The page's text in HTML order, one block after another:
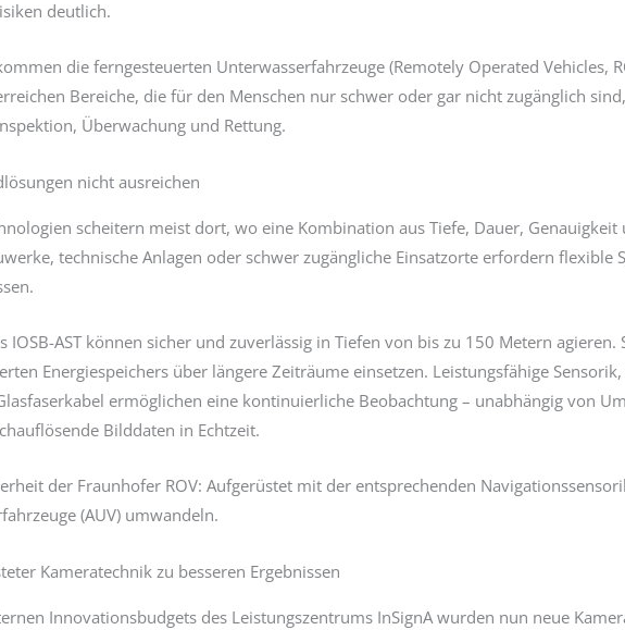
deutlich.
die ferngesteuerten Unterwasserfahrzeuge (Remotely Operated Vehicles,
Bereiche, die für den Menschen nur schwer oder gar nicht zugänglich
Überwachung und Rettung.
nicht ausreichen
scheitern meist dort, wo eine Kombination aus Tiefe, Dauer,
technische Anlagen oder schwer zugängliche Einsatzorte erfordern flexible
IOSB-AST können sicher und zuverlässig in Tiefen von bis zu 150 Metern
Energiespeichers über längere Zeiträume einsetzen. Leistungsfähige
ermöglichen eine kontinuierliche Beobachtung – unabhängig von
Bilddaten in Echtzeit.
der Fraunhofer ROV: Aufgerüstet mit der entsprechenden
(AUV) umwandeln.
Kameratechnik zu besseren Ergebnissen
Innovationsbudgets des Leistungszentrums InSignA wurden nun neue